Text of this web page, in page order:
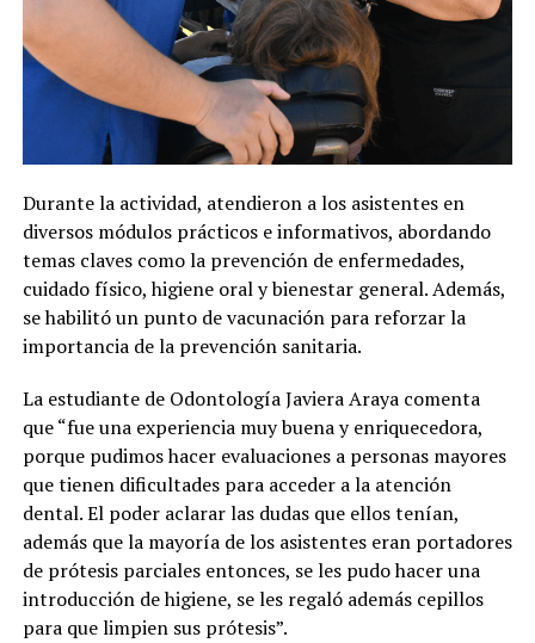
Durante la actividad, atendieron a los asistentes en
diversos módulos prácticos e informativos, abordando
temas claves como la prevención de enfermedades,
cuidado físico, higiene oral y bienestar general. Además,
se habilitó un punto de vacunación para reforzar la
importancia de la prevención sanitaria.
La estudiante de Odontología Javiera Araya comenta
que “fue una experiencia muy buena y enriquecedora,
porque pudimos hacer evaluaciones a personas mayores
que tienen dificultades para acceder a la atención
dental. El poder aclarar las dudas que ellos tenían,
además que la mayoría de los asistentes eran portadores
de prótesis parciales entonces, se les pudo hacer una
introducción de higiene, se les regaló además cepillos
para que limpien sus prótesis”.